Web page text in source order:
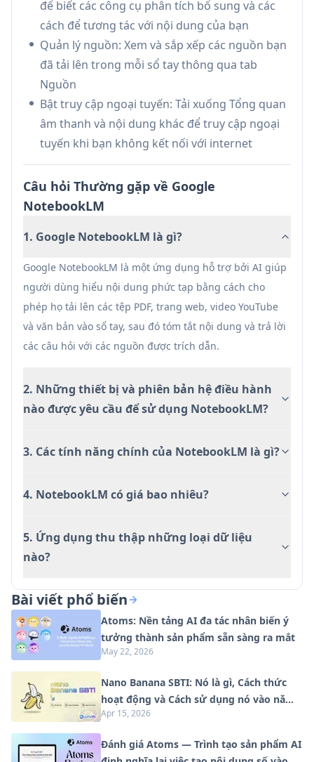
Học tập Chuyên nghiệp: Các chuyên gia có thể
tiêu hóa các báo cáo ngành và tài liệu phức tạp
trong khi di chuyển thông qua tổng quan âm
thanh và truy cập di động
Sáng tạo Nội dung: Các nhà văn và người sáng
tạo có thể sắp xếp tài liệu nghiên cứu, trích
xuất các điểm chính và tạo các kết nối mới giữa
hành có thể nhanh chóng hiểu các báo cáo và
tài liệu phức tạp thông qua những hiểu biết
được tóm tắt và tổng quan âm thanh
Ưu điểm
Thông tin chi tiết đáng tin cậy với trích dẫn
nguồn
Hỗ trợ định dạng nội dung linh hoạt
Các tính năng học tập âm thanh sáng tạo
Nhược điểm
Yêu cầu iOS 17.0 trở lên
thu thập dữ liệu
Cần kết nối internet cho hầu hết các tính năng
để biết các công cụ phân tích bổ sung và các
cách để tương tác với nội dung của bạn
Quản lý nguồn: Xem và sắp xếp các nguồn bạn
đã tải lên trong mỗi sổ tay thông qua tab
Nguồn
Bật truy cập ngoại tuyến: Tải xuống Tổng quan
âm thanh và nội dung khác để truy cập ngoại
tuyến khi bạn không kết nối với internet
Câu hỏi Thường gặp về Google
NotebookLM
1. Google NotebookLM là gì?
Google NotebookLM là một ứng dụng hỗ trợ bởi AI giúp
người dùng hiểu nội dung phức tạp bằng cách cho
phép họ tải lên các tệp PDF, trang web, video YouTube
và văn bản vào sổ tay, sau đó tóm tắt nội dung và trả lời
các câu hỏi với các nguồn được trích dẫn.
2. Những thiết bị và phiên bản hệ điều hành
nào được yêu cầu để sử dụng NotebookLM?
3. Các tính năng chính của NotebookLM là gì?
4. NotebookLM có giá bao nhiêu?
5. Ứng dụng thu thập những loại dữ liệu
nào?
Bài viết phổ biến
Atoms: Nền tảng AI đa tác nhân biến ý
tưởng thành sản phẩm sẵn sàng ra mắt
May 22, 2026
Nano Banana SBTI: Nó là gì, Cách thức
hoạt động và Cách sử dụng nó vào năm
2026
Apr 15, 2026
Đánh giá Atoms — Trình tạo sản phẩm AI